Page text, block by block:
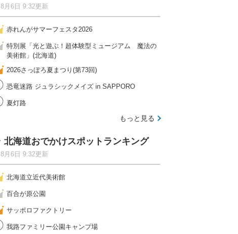
8月6日 9:32更新
赤れんがサマーフェスタ2026
特別展「光と遊ぶ！超体験型ミュージアム 魔法の
美術館」(北海道)
2026さっぽろ夏まつり(第73回)
恐竜迷路 ジュラシックメイズ in SAPPORO
夏灯路
もっと見る
北海道おでかけスポットランキング
8月6日 9:32更新
北海道立近代美術館
百合が原公園
サッポロファクトリー
我路ファミリー公園キャンプ場